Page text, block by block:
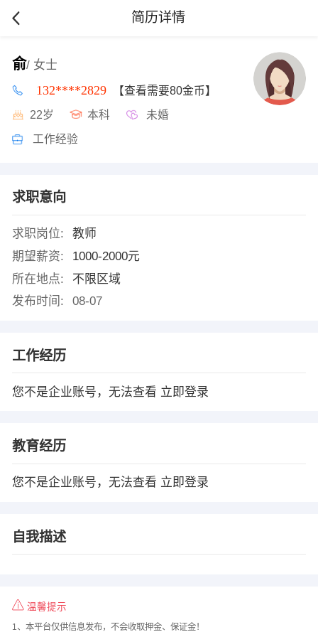
简历详情
俞/ 女士
132****2829 【查看需要80金币】
22岁 本科 未婚
工作经验
求职意向
求职岗位:
教师
期望薪资:
1000-2000元
所在地点:
不限区域
发布时间:
08-07
工作经历
您不是企业账号，无法查看 立即登录
教育经历
您不是企业账号，无法查看 立即登录
自我描述
温馨提示
1、本平台仅供信息发布，不会收取押金、保证金！